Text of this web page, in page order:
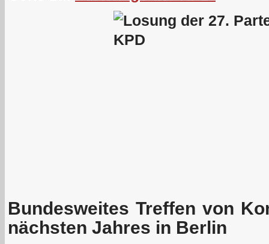
Bundesweites Treffen von
nächsten Jahres in Berlin